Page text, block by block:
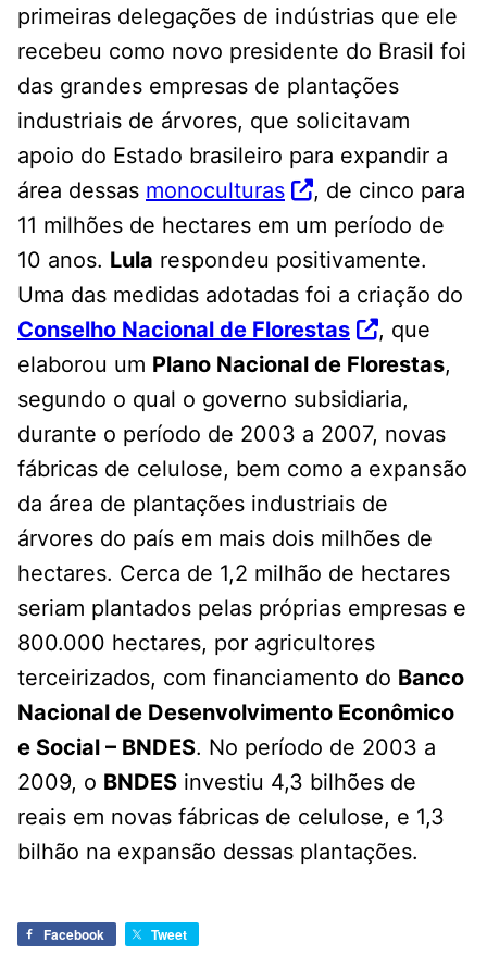
primeiras delegações de indústrias que ele
recebeu como novo presidente do Brasil foi
das grandes empresas de plantações
industriais de árvores, que solicitavam
apoio do Estado brasileiro para expandir a
área dessas monoculturas
, de cinco para
11 milhões de hectares em um período de
10 anos. Lula respondeu positivamente.
Uma das medidas adotadas foi a criação do
Conselho Nacional de Florestas
, que
elaborou um Plano Nacional de Florestas,
segundo o qual o governo subsidiaria,
durante o período de 2003 a 2007, novas
fábricas de celulose, bem como a expansão
da área de plantações industriais de
árvores do país em mais dois milhões de
hectares. Cerca de 1,2 milhão de hectares
seriam plantados pelas próprias empresas e
800.000 hectares, por agricultores
terceirizados, com financiamento do Banco
Nacional de Desenvolvimento Econômico
e Social – BNDES. No período de 2003 a
2009, o BNDES investiu 4,3 bilhões de
reais em novas fábricas de celulose, e 1,3
bilhão na expansão dessas plantações.
Facebook Tweet